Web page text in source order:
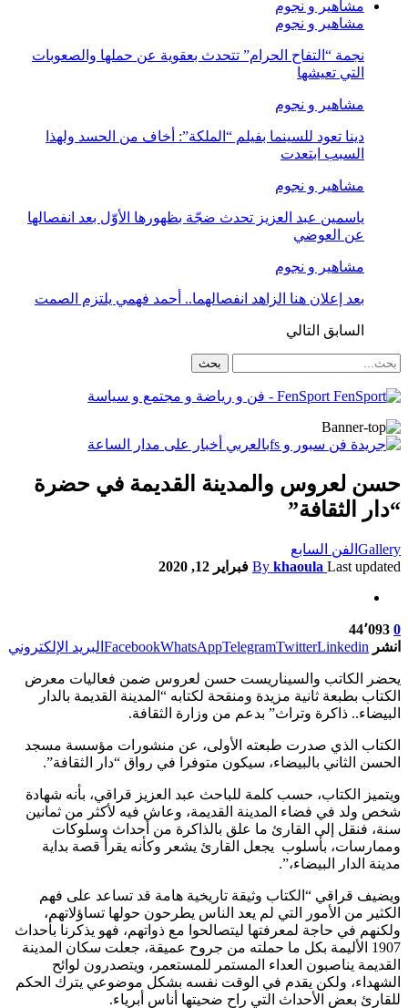
مشاهير و نجوم
مشاهير و نجوم
نجمة “التفاح الحرام” تتحدث بعقوية عن حملها والصعوبات
التي تعيشها
مشاهير و نجوم
دينا تعود للسينما بفيلم “الملكة”: أخاف من الحسد ولهذا
السبب ابتعدت
مشاهير و نجوم
ياسمين عبد العزيز تحدث ضجّة بظهورها الأوّل بعد انفصالها
عن العوضي
مشاهير و نجوم
بعد إعلان هنا الزاهد انفصالهما.. أحمد فهمي يلتزم الصمت
السابق التالي
FenSport - فن و رياضة و مجتمع و سياسة
حسن لعروس والمدينة القديمة في حضرة
“دار الثقافة”
Gallery الفن السابع
By khaoula Last updated فبراير 12, 2020
0 44٬093
انشر
FacebookWhatsAppTelegramTwitterLinkedin البريد الإلكتروني
يحضر الكاتب والسيناريست حسن لعروس ضمن فعاليات معرض
الكتاب بطبعة ثانية مزيدة ومنقحة لكتابه “المدينة القديمة بالدار
البيضاء.. ذاكرة وتراث” بدعم من وزارة الثقافة.
الكتاب الذي صدرت طبعته الأولى، عن منشورات مؤسسة مسجد
الحسن الثاني بالبيضاء، سيكون متوفرا في رواق “دار الثقافة”.
ويتميز الكتاب، حسب كلمة للباحث عبد العزيز قراقي، بأنه شهادة
شخص ولد في فضاء المدينة القديمة، وعاش فيه لأكثر من ثمانين
سنة، فنقل إلى القارئ ما علق بالذاكرة من أحداث وسلوكات
وممارسات، بأسلوب يجعل القارئ يشعر وكأنه يقرأ قصة بداية
مدينة الدار البيضاء،”.
ويضيف قراقي “الكتاب وثيقة تاريخية هامة قد تساعد على فهم
الكثير من الأمور التي لم يعد الناس يطرحون حولها تساؤلاتهم،
ولكنهم في حاجة لمعرفتها ليتصالحوا مع ذواتهم، فهو يذكرنا بأحداث
1907 الأليمة بكل ما حملته من جروح عميقة، جعلت سكان المدينة
القديمة يناصبون العداء المستمر للمستعمر، ويتصدرون لوائح
الشهداء، ولكن يقدم في الوقت نفسه بشكل موضوعي يترك الحكم
للقارئ بعض الأحداث التي راح ضحيتها أناس أبرياء.